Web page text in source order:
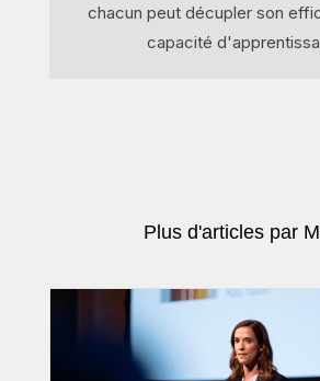
chacun peut décupler son
capacité
Plus d'articles par